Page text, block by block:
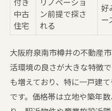
中古
住宅
ン前提で探さ
れる
好
ー
大阪府泉南市樽井の不動産
活環境の良さが大きな特徴
も増えており、特に一戸建
です。価格帯は立地や築年